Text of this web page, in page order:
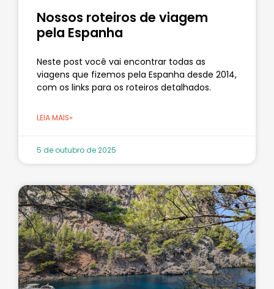
Nossos roteiros de viagem
pela Espanha
Neste post você vai encontrar todas as
viagens que fizemos pela Espanha desde 2014,
com os links para os roteiros detalhados.
LEIA MAIS»
5 de outubro de 2025